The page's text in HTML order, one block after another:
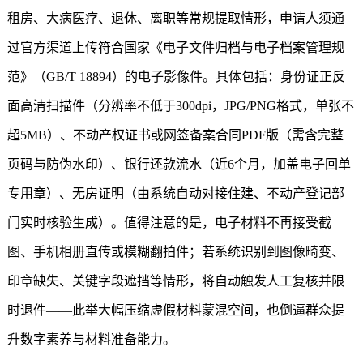
租房、大病医疗、退休、离职等常规提取情形，申请人须通
过官方渠道上传符合国家《电子文件归档与电子档案管理规
范》（GB/T 18894）的电子影像件。具体包括：身份证正反
面高清扫描件（分辨率不低于300dpi，JPG/PNG格式，单张不
超5MB）、不动产权证书或网签备案合同PDF版（需含完整
页码与防伪水印）、银行还款流水（近6个月，加盖电子回单
专用章）、无房证明（由系统自动对接住建、不动产登记部
门实时核验生成）。值得注意的是，电子材料不再接受截
图、手机相册直传或模糊翻拍件；若系统识别到图像畸变、
印章缺失、关键字段遮挡等情形，将自动触发人工复核并限
时退件——此举大幅压缩虚假材料蒙混空间，也倒逼群众提
升数字素养与材料准备能力。